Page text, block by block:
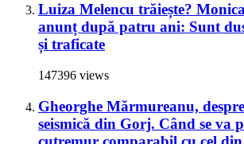
Luiza Melencu trăiește?
anunț după patru ani: Sunt
și traficate
147396 views
Gheorghe Mărmureanu,
seismică din Gorj. Când se va